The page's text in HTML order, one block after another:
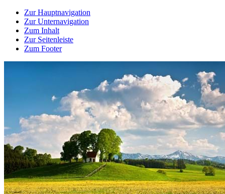
Zur Hauptnavigation
Zur Unternavigation
Zum Inhalt
Zur Seitenleiste
Zum Footer